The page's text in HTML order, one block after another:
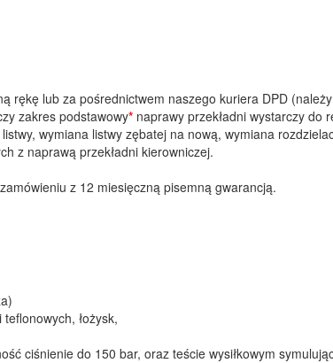
rękę lub za pośrednictwem naszego kuriera DPD
zakres podstawowy* naprawy przekładni wystarczy do
wymiana listwy zębatej na nową, wymiana
z naprawą przekładni kierowniczej.
z 12 miesięczną pisemną gwarancją.
łożysk,
ciśnienie do 150 bar, oraz teście wysiłkowym